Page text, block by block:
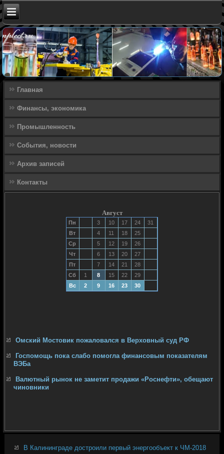
Главная
Финансы, экономика
Промышленность
События, новости
Архив записей
Контакты
Август
Пн 3 10 17 24
31
Вт
4 11 18
25
Ср
5 12 19
26
Чт
6 13 20
27
Пт
7 14 21
28
Сб
1 8 15 22
29
Вс
2 9 16 23 30
Омский Мостовик пожаловался в Верховный суд РФ
Госпомощь пока слабо помогла финансовым показателям
ВЭБа
Валютный рынок не заметит продажи «Роснефти», обещают
чиновники
В Калининграде достроили первый энергообъект к ЧМ-2018